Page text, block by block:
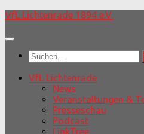
Unter
Inhalt
VfL Lichtenrade 1894 e.V.
Suchen
nach:
VfL Lichtenrade
News
Veranstaltungen &
Presseschau
Podcast
LinkTree